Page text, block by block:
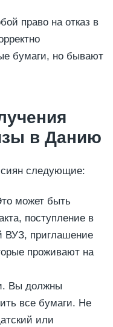
право на отказ в
бумаги, но бывают
в Данию
следующие:
может быть
поступление в
ВУЗ, приглашение
проживают на
Вы должны
все бумаги. Не
или